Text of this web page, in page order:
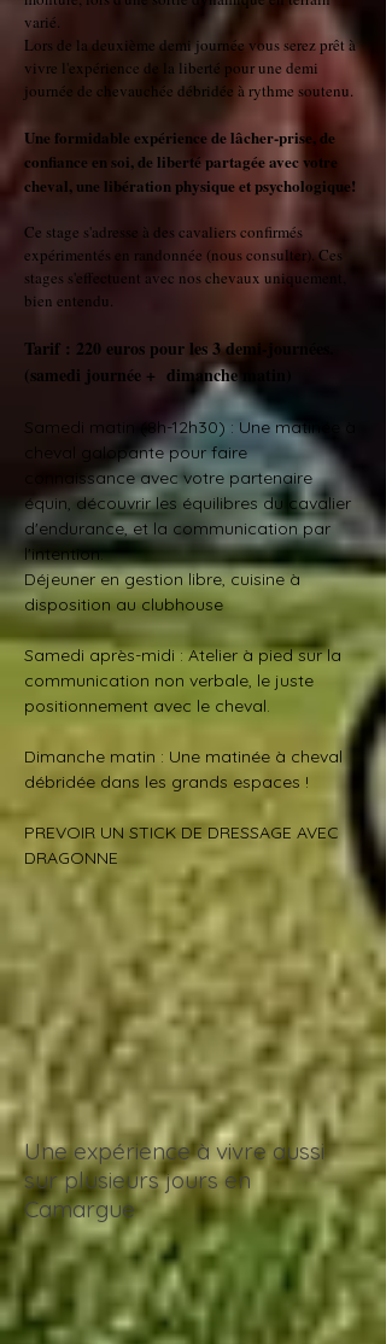
varié.
Lors de la deuxième demi journée vous serez prêt à
vivre l'expérience de la liberté pour une demi
journée de chevauchée débridée à rythme soutenu.
Une formidable expérience de lâcher-prise, de
confiance en soi, de liberté partagée avec votre
cheval, une libération physique et psychologique!
Ce stage s'adresse à des cavaliers confirmés
expérimentés en randonnée (nous consulter). Ces
stages s'effectuent avec nos chevaux uniquement,
bien entendu.
Tarif : 220 euros pour les 3 demi-journées.
(samedi journée + dimanche matin)
Samedi matin (8h-12h30) : Une matinée à
cheval galopante pour faire
connaissance avec votre partenaire
équin, découvrir les équilibres du cavalier
d'endurance, et la communication par
l'intention.
Déjeuner en gestion libre, cuisine à
disposition au clubhouse
Samedi après-midi : Atelier à pied sur la
communication non verbale, le juste
positionnement avec le cheval.
Dimanche matin : Une matinée à cheval
débridée dans les grands espaces !
PREVOIR UN STICK DE DRESSAGE AVEC
DRAGONNE
Une expérience à vivre aussi
sur plusieurs jours en
Camargue